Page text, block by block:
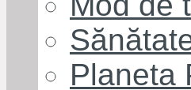
Planeta